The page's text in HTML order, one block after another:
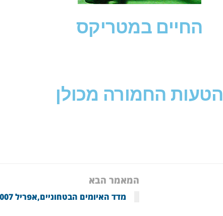
החיים במטריקס
הטעות החמורה מכולן
המאמר הבא
מדד האיומים הבטחוניים,אפריל 2007